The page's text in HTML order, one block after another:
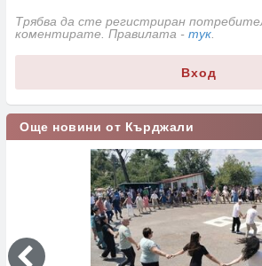
Трябва да сте регистриран
коментирате. Правилата - тук
Вход
Още новини от Кърджали